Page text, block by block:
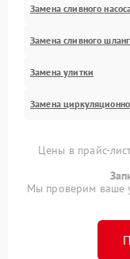
Замена сливного
Замена сливного
Замена улитки
Замена
Цены в прайс-
Мы проверим ваше